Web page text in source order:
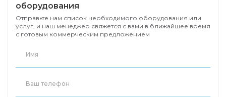
оборудования
Отправьте нам список необходимого оборудования или
услуг, и наш менеджер свяжется с вами в ближайшее время
с готовым коммерческим предложением